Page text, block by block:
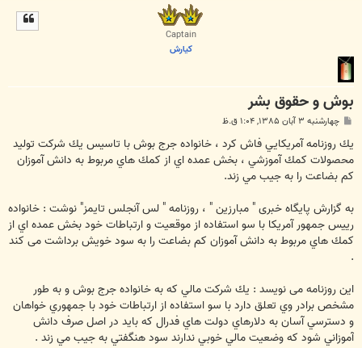
Captain
كيارش
بوش و حقوق بشر
س
ت
چهارشنبه ۳ آبان ۱۳۸۵, ۱:۰۴ ق.ظ
يك روزنامه آمريكايي فاش كرد ، خانواده جرج بوش با تاسيس يك شركت توليد
محصولات كمك آموزشي ، بخش عمده اي از كمك هاي مربوط به دانش آموزان
كم بضاعت را به جيب مي زند.
به گزارش پایگاه خبری " مبارزین " ، روزنامه " لس آنجلس تايمز" نوشت : خانواده
رییس جمهور آمریکا با سو استفاده از موقعیت و ارتباطات خود بخش عمده اي از
كمك هاي مربوط به دانش آموزان كم بضاعت را به سود خویش برداشت می کند
.
این روزنامه می نویسد : يك شركت مالي كه به خانواده جرج بوش و به طور
مشخص برادر وي تعلق دارد با سو استفاده از ارتباطات خود با جمهوري خواهان
و دسترسي آسان به دلارهاي دولت هاي فدرال كه بايد در اصل صرف دانش
آموزاني شود كه وضعيت مالي خوبي ندارند سود هنگفتي به جيب مي زند .